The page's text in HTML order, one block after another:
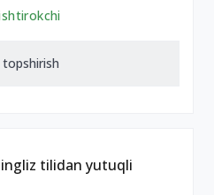
tilidan yutuqli